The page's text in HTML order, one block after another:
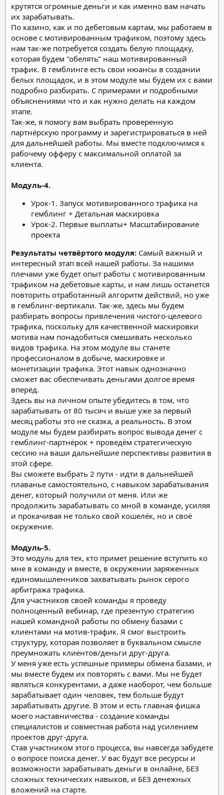
крутятся огромные деньги и как именно вам начать
их зарабатывать.
По казино, как и по дебетовым картам, мы работаем в
основе с мотивированным трафиком, поэтому здесь
нам так-же потребуется создать белую площадку,
которая будем "обелять" наш мотивированный
трафик. В гемблинге есть свои нюансы в создании
белых площадок, и в этом модуле мы будем их с вами
подробно разбирать. С примерами и подробными
объяснениями что и как нужно делать на каждом
этапе.
Так-же, я помогу вам выбрать проверенную
партнёрскую программу и зарегистрироваться в ней
для дальнейшей работы. Мы вместе подключимся к
рабочему офферу с максимальной оплатой за
клиента.
Модуль-4.
Урок-1. Запуск мотивированного трафика на
гемблинг + Детальная маскировка
Урок-2. Первые выплаты+ Масштабирование
проекта
Результаты четвёртого модуля: Самый важный и
интересный этап всей нашей работы. За нашими
плечами уже будет опыт работы с мотивированным
трафиком на дебетовые карты, и нам лишь останется
повторить отработанный алгоритм действий, но уже
в гемблинг-вертикали. Так-же, здесь мы будем
разбирать вопросы привлечения чистого-целевого
трафика, поскольку для качественной маскировки
мотива нам понадобиться смешивать несколько
видов трафика. На этом модуле вы станете
профессионалом в добыче, маскировке и
монетизации трафика. Этот навык однозначно
сможет вас обеспечивать деньгами долгое время
вперёд.
Здесь вы на личном опыте убедитесь в том, что
зарабатывать от 80 тысяч и выше уже за первый
месяц работы это не сказка, а реальность. В этом
модуле мы будем разбирать вопрос вывода денег с
гемблинг-партнёрок + проведём стратегическую
сессию на ваши дальнейшие перспективы развития в
этой сфере.
Вы сможете выбрать 2 пути - идти в дальнейшей
плаванье самостоятельно, с навыком зарабатывания
денег, который получили от меня. Или же
продолжить зарабатывать со мной в команде, усиляя
и прокачивая не только свой кошелёк, но и своё
окружение.
Модуль-5.
Это модуль для тех, кто примет решение вступить ко
мне в команду и вместе, в окружении заряженных
единомышленников захватывать рынок серого
арбитража трафика.
Для участников своей команды я проведу
полноценный вебинар, где презентую стратегию
нашей командной работы по обмену базами с
клиентами на мотив-трафик. Я смог выстроить
структуру, которая позволяет в буквальном смысле
преумножать клиентов/деньги друг-друга.
У меня уже есть успешные примеры обмена базами, и
мы вместе будем их повторять с вами. Мы не будет
являться конкурентами, а даже наоборот, чем больше
зарабатывает один человек, тем больше будут
зарабатывать другие. В этом и есть главная фишка
моего наставничества - создание команды
специалистов и совместная работа над усилением
проектов друг-друга.
Став участником этого процесса, вы навсегда забудете
о вопросе поиска денег. У вас будут все ресурсы и
возможности зарабатывать деньги в онлайне, БЕЗ
сложных технических навыков, и БЕЗ денежных
вложений на старте.